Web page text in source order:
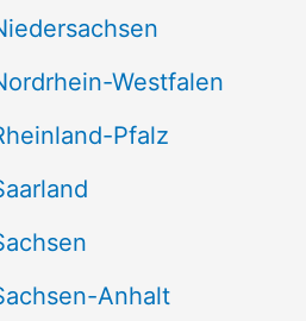
Westfalen
Pfalz
Anhalt